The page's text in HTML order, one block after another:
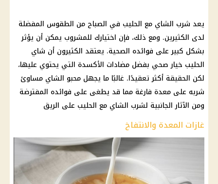
يعد شرب الشاي مع الحليب في الصباح من الطقوس المفضلة
لدى الكثيرين. ومع ذلك، فإن اختيارك للمشروب يمكن أن يؤثر
بشكل كبير على فوائده الصحية. يعتقد الكثيرون أن شاي
الحليب خيار صحي بفضل مضادات الأكسدة التي يحتوي عليها،
لكن الحقيقة أكثر تعقيدًا. غالبًا ما يجهل محبو الشاي مساوئ
شربه على معدة فارغة مما قد يطغى على فوائده المفترضة
ومن الآثار الجانبية لشرب الشاي مع الحليب على الريق
غازات المعدة والانتفاخ